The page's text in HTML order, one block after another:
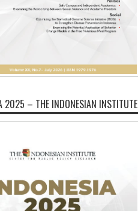
2025 – THE INDONESIAN INSTITUTE